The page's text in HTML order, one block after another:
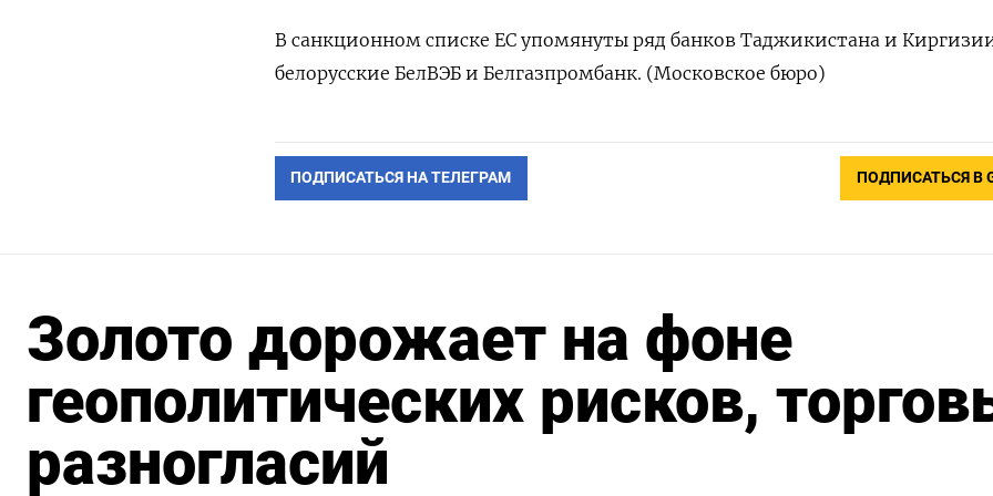
В санкционном списке ЕС упомянуты ряд банков Таджикистана и
белорусские БелВЭБ и Белгазпромбанк. (Московское бюро)
ПОДПИСАТЬСЯ НА ТЕЛЕГРАМ ПОДПИСАТЬСЯ В
Золото дорожает на фоне
геополитических рисков,
разногласий